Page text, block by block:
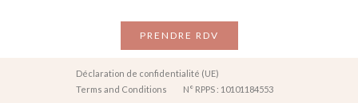
PRENDRE RDV
Déclaration de confidentialité (UE)
Terms and Conditions
N° RPPS : 10101184553